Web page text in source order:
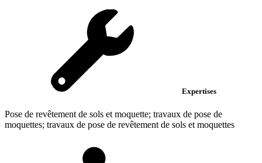
Expertises
Pose de revêtement de sols et moquette; travaux de pose de
moquettes; travaux de pose de revêtement de sols et moquettes